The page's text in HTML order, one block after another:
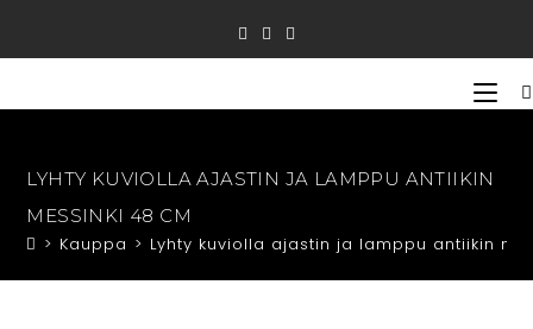
LYHTY KUVIOLLA AJASTIN JA LAMPPU ANTIIKIN
MESSINKI 48 CM
> Kauppa > Lyhty kuviolla ajastin ja lamppu antiikin